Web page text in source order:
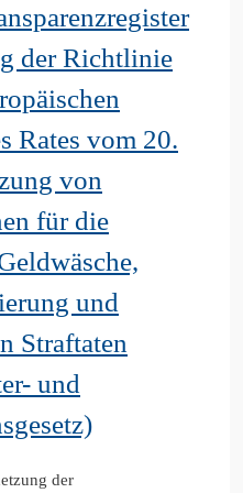
der Richtlinie
Rates vom 20.
von
für die
und
Straftaten
und
der